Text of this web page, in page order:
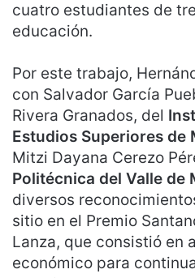
cuatro estudiantes de
educación.
Por este trabajo,
con Salvador García
Rivera Granados, del
Estudios Superiores de
Mitzi Dayana Cerezo
Politécnica del Valle de
diversos
sitio en el Premio
Lanza, que consistió en
económico para